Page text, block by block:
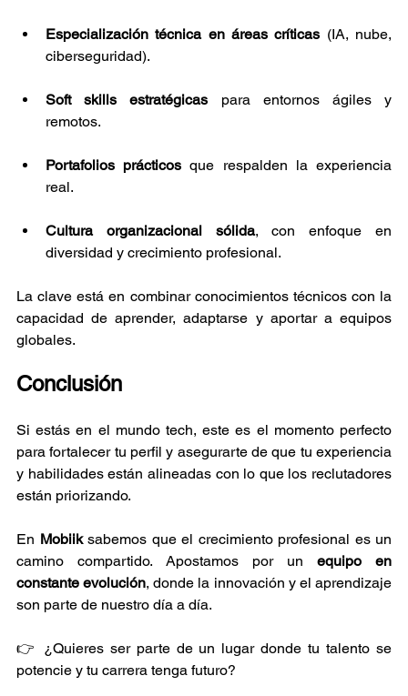
Especialización técnica en áreas críticas (IA, nube,
ciberseguridad).
Soft skills estratégicas para entornos ágiles y
remotos.
Portafolios prácticos que respalden la experiencia
real.
Cultura organizacional sólida, con enfoque en
diversidad y crecimiento profesional.
La clave está en combinar conocimientos técnicos con la
capacidad de aprender, adaptarse y aportar a equipos
globales.
Conclusión
Si estás en el mundo tech, este es el momento perfecto
para fortalecer tu perfil y asegurarte de que tu experiencia
y habilidades están alineadas con lo que los reclutadores
están priorizando.
En Mobiik sabemos que el crecimiento profesional es un
camino compartido. Apostamos por un equipo en
constante evolución, donde la innovación y el aprendizaje
son parte de nuestro día a día.
👉 ¿Quieres ser parte de un lugar donde tu talento se
potencie y tu carrera tenga futuro?